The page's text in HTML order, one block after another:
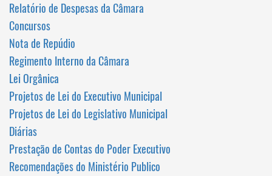
Relatório de Despesas da Câmara
Concursos
Nota de Repúdio
Regimento Interno da Câmara
Lei Orgânica
Projetos de Lei do Executivo Municipal
Projetos de Lei do Legislativo Municipal
Diárias
Prestação de Contas do Poder Executivo
Recomendações do Ministério Publico